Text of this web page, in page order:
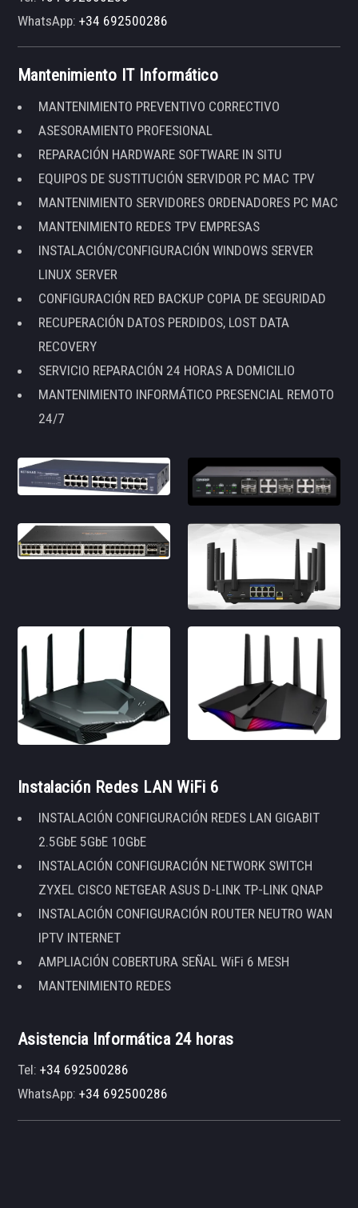
WhatsApp:+34 692500286
Mantenimiento IT Informático
MANTENIMIENTO PREVENTIVO CORRECTIVO
ASESORAMIENTO PROFESIONAL
REPARACIÓN HARDWARE SOFTWARE IN SITU
EQUIPOS DE SUSTITUCIÓN SERVIDOR PC MAC TPV
MANTENIMIENTO SERVIDORES ORDENADORES PC MAC
MANTENIMIENTO REDES TPV EMPRESAS
INSTALACIÓN/CONFIGURACIÓN WINDOWS SERVER
LINUX SERVER
CONFIGURACIÓN RED BACKUP COPIA DE SEGURIDAD
RECUPERACIÓN DATOS PERDIDOS, LOST DATA
RECOVERY
SERVICIO REPARACIÓN 24 HORAS A DOMICILIO
MANTENIMIENTO INFORMÁTICO PRESENCIAL REMOTO
24/7
Instalación Redes LAN WiFi 6
INSTALACIÓN CONFIGURACIÓN REDES LAN GIGABIT
2.5GbE 5GbE 10GbE
INSTALACIÓN CONFIGURACIÓN NETWORK SWITCH
ZYXEL CISCO NETGEAR ASUS D-LINK TP-LINK QNAP
INSTALACIÓN CONFIGURACIÓN ROUTER NEUTRO WAN
IPTV INTERNET
AMPLIACIÓN COBERTURA SEÑAL WiFi 6 MESH
MANTENIMIENTO REDES
Asistencia Informática 24 horas
Tel:+34 692500286
WhatsApp:+34 692500286